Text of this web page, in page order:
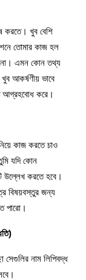
করতে। খুব বেশি
তোমার কাজ হল
এমন কোন তথ্য
আকর্ষণীয় ভাবে
আগ্রহবোধ করে।
কাজ করতে চাও
যদি কোন
উল্লেখ করতে হবে।
বিষয়বস্তুর জন্য
পারো।
সেগুলির নাম লিপিবদ্ধ